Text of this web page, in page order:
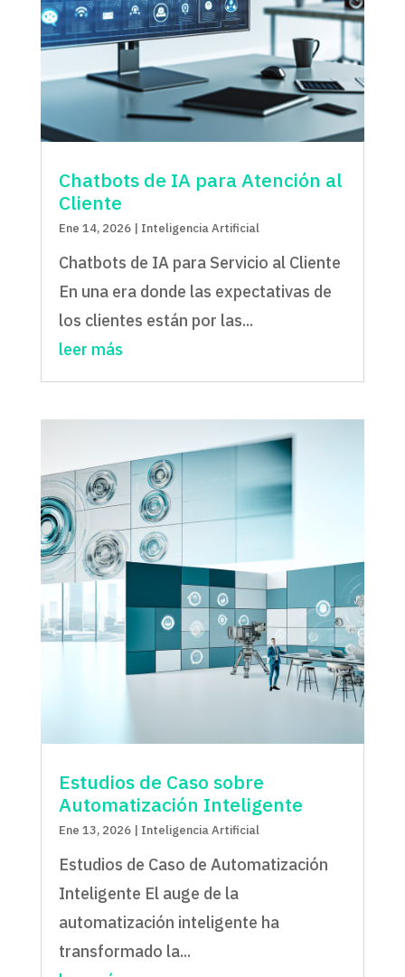
Chatbots de IA para Atención al
Cliente
Ene 14, 2026| Inteligencia Artificial
Chatbots de IA para Servicio al Cliente
En una era donde las expectativas de
los clientes están por las...
leer más
Estudios de Caso sobre
Automatización Inteligente
Ene 13, 2026| Inteligencia Artificial
Estudios de Caso de Automatización
Inteligente El auge de la
automatización inteligente ha
transformado la...